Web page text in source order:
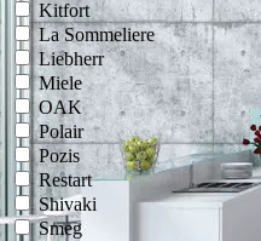
Kitfort
La Sommeliere
Liebherr
Miele
OAK
Polair
Pozis
Restart
Shivaki
Smeg